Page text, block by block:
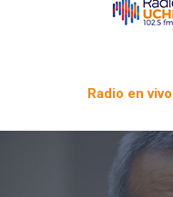
Radio en vivo